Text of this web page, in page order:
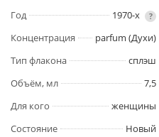
Год 1970-х ?
Концентрация
parfum (Духи)
Тип флакона
сплэш
Объём, мл
7,5
Для кого
женщины
Состояние
Новый